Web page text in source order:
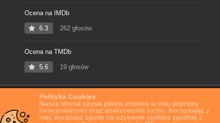
Polityka Cookies
Nasza strona używa plików cookies w celu poprawy
funkcjonalności oraz analizowania ruchu. Korzystając z
niej, wyrażasz zgodę na używanie cookies zgodnie z
Ocena na IMDb
6.3 262 głosów
Ocena na TMDb
5.6 19 głosów
Film Online Kobieta